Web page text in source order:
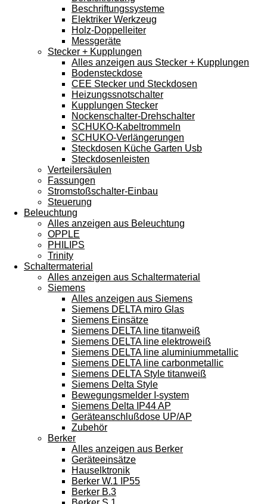
Beschriftungssysteme
Elektriker Werkzeug
Holz-Doppelleiter
Messgeräte
Stecker + Kupplungen
Alles anzeigen aus Stecker + Kupplungen
Bodensteckdose
CEE Stecker und Steckdosen
Heizungssnotschalter
Kupplungen Stecker
Nockenschalter-Drehschalter
SCHUKO-Kabeltrommeln
SCHUKO-Verlängerungen
Steckdosen Küche Garten Usb
Steckdosenleisten
Verteilersäulen
Fassungen
Stromstoßschalter-Einbau
Steuerung
Beleuchtung
Alles anzeigen aus Beleuchtung
OPPLE
PHILIPS
Trinity
Schaltermaterial
Alles anzeigen aus Schaltermaterial
Siemens
Alles anzeigen aus Siemens
Siemens DELTA miro Glas
Siemens Einsätze
Siemens DELTA line titanweiß
Siemens DELTA line elektroweiß
Siemens DELTA line aluminiummetallic
Siemens DELTA line carbonmetallic
Siemens DELTA Style titanweiß
Siemens Delta Style
Bewegungsmelder I-system
Siemens Delta IP44 AP
Geräteanschlußdose UP/AP
Zubehör
Berker
Alles anzeigen aus Berker
Geräteeinsätze
Hauselktronik
Berker W.1 IP55
Berker B.3